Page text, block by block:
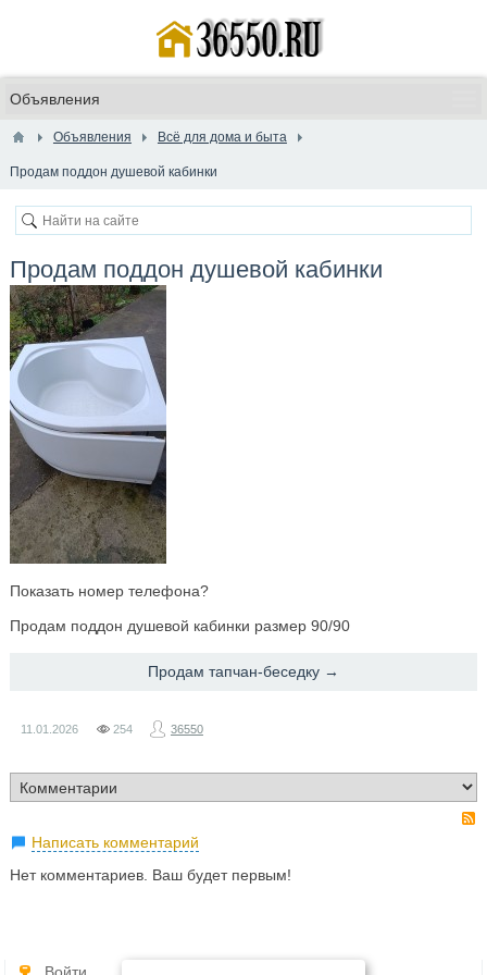
Объявления Всё для дома и быта
Продам поддон душевой кабинки
Продам поддон душевой кабинки
Показать номер телефона?
Продам поддон душевой кабинки размер 90/90
Продам тапчан-беседку →
11.01.2026 254 36550
Написать комментарий
Нет комментариев. Ваш будет первым!